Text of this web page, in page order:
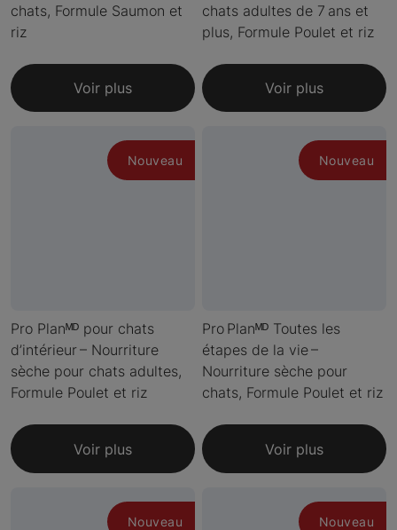
chats, Formule Saumon et
riz
Voir plus
chats adultes de 7 ans et
plus, Formule Poulet et riz
Voir plus
Nouveau
Pro Planᴹᴰ pour chats
d’intérieur – Nourriture
sèche pour chats adultes,
Formule Poulet et riz
Voir plus
Nouveau
Pro Planᴹᴰ Toutes les
étapes de la vie –
Nourriture sèche pour
chats, Formule Poulet et riz
Voir plus
Nouveau Nouveau